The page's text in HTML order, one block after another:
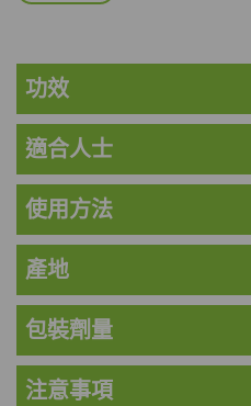
理膚泉 無香
此商品最多可
HKD$145
(到期日2027
HKD$85
功效
適合人士
使用方法
產地
包裝劑量
注意事項